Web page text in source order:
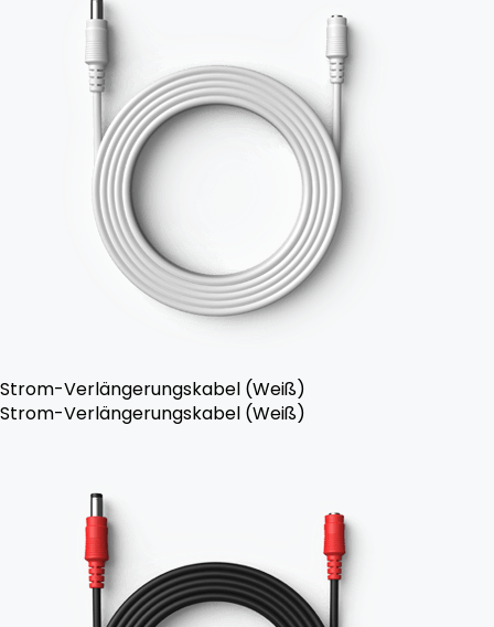
Strom-Verlängerungskabel (Weiß)
Strom-Verlängerungskabel (Weiß)